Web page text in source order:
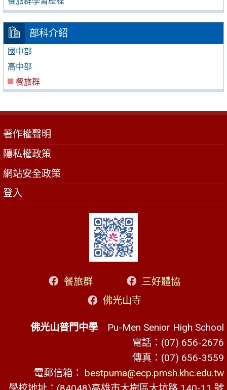
部科介紹
國中部
高中部
餐旅群
著作權聲明
隱私權政策
網站安全政策
登入
餐旅群
三好體協
佛光山寺
佛光山普門中學 Pu-Men Senior High School
電話：(07) 656-2676
傳真：(07) 656-3559
電郵信箱： bestpuma@ecp.pmsh.khc.edu.tw